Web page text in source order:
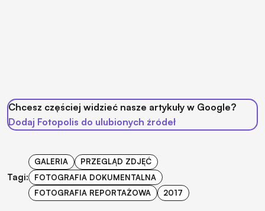
Chcesz częściej widzieć nasze artykuły w Google?
Dodaj Fotopolis do ulubionych źródeł
Tagi:
GALERIA
PRZEGLĄD ZDJĘĆ
FOTOGRAFIA DOKUMENTALNA
FOTOGRAFIA REPORTAŻOWA
2017